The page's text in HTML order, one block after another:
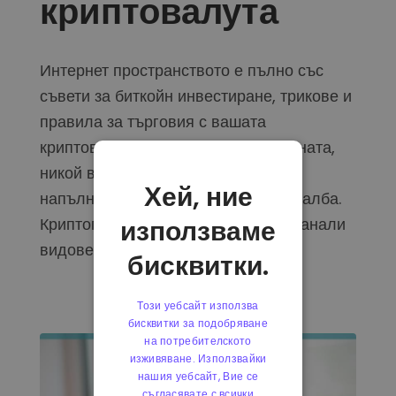
криптовалута
Интернет пространството е пълно със
съвети за биткойн инвестиране, трикове и
правила за търговия с вашата
криптовалута, но да си кажем истината,
никой в света не може да ви даде
напълно доказана стратегия за печалба.
Криптопазарите, както и всичко останали
видове, са...
Хей, ние
използваме
бисквитки.
Този уебсайт използва
бисквитки за подобряване
на потребителското
изживяване. Използвайки
нашия уебсайт, Вие се